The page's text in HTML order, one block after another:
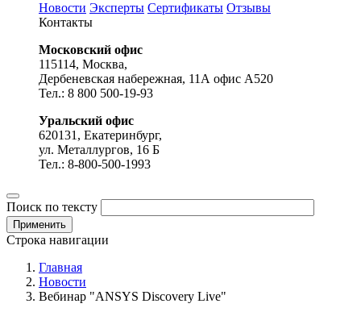
Новости Эксперты Сертификаты Отзывы
Контакты
Московский офис
115114, Москва,
Дербеневская набережная, 11А офис А520
Тел.: 8 800 500-19-93
Уральский офис
620131, Екатеринбург,
ул. Металлургов, 16 Б
Тел.: 8-800-500-1993
Поиск по тексту
Строка навигации
Главная
Новости
Вебинар "ANSYS Discovery Live"